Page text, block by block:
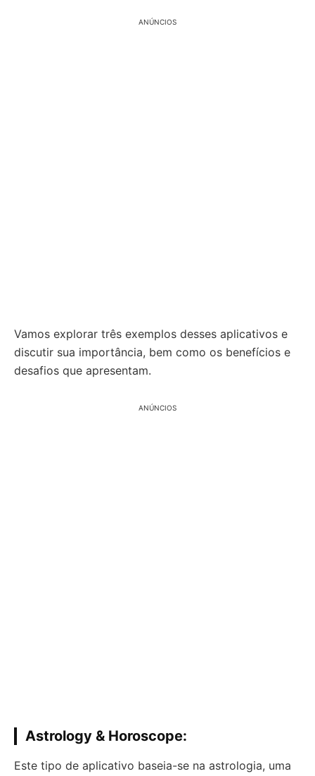
ANÚNCIOS
Vamos explorar três exemplos desses aplicativos e
discutir sua importância, bem como os benefícios e
desafios que apresentam.
ANÚNCIOS
Astrology & Horoscope:
Este tipo de aplicativo baseia-se na astrologia, uma